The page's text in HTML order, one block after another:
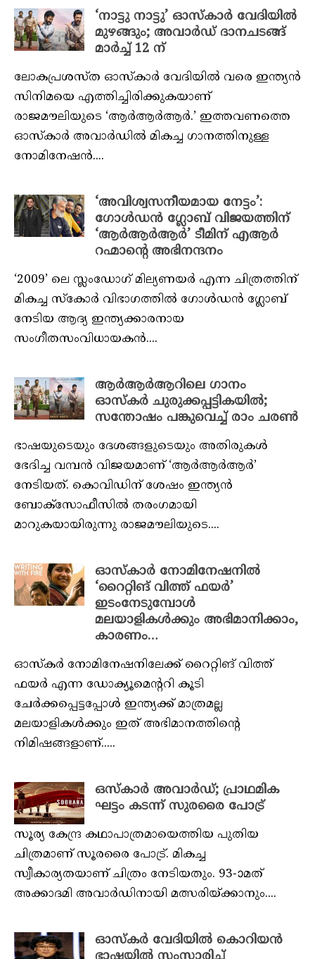
‘നാട്ടു നാട്ടു’ ഓസ്‌കാർ വേദിയിൽ
മുഴങ്ങും; അവാർഡ് ദാനചടങ്ങ്
മാർച്ച് 12 ന്
ലോകപ്രശസ്‌ത ഓസ്‌കാർ വേദിയിൽ വരെ ഇന്ത്യൻ
സിനിമയെ എത്തിച്ചിരിക്കുകയാണ്
രാജമൗലിയുടെ ‘ആർആർആർ.’ ഇത്തവണത്തെ
ഓസ്‌കാർ അവാർഡിൽ മികച്ച ഗാനത്തിനുള്ള
നോമിനേഷൻ....
‘അവിശ്വസനീയമായ നേട്ടം’:
ഗോൾഡൻ ഗ്ലോബ് വിജയത്തിന്
‘ആർആർആർ’ ടീമിന് എആർ
റഹ്മാന്റെ അഭിനന്ദനം
‘2009’ ലെ സ്ലംഡോഗ് മില്യണയർ എന്ന ചിത്രത്തിന്
മികച്ച സ്‌കോർ വിഭാഗത്തിൽ ഗോൾഡൻ ഗ്ലോബ്
നേടിയ ആദ്യ ഇന്ത്യക്കാരനായ
സംഗീതസംവിധായകൻ....
ആർആർആറിലെ ഗാനം
ഓസ്‌കർ ചുരുക്കപ്പട്ടികയിൽ;
സന്തോഷം പങ്കുവെച്ച് രാം ചരൺ
ഭാഷയുടെയും ദേശങ്ങളുടെയും അതിരുകൾ
ഭേദിച്ച വമ്പൻ വിജയമാണ് ‘ആർആർആർ’
നേടിയത്. കൊവിഡിന് ശേഷം ഇന്ത്യൻ
ബോക്സോഫീസിൽ തരംഗമായി
മാറുകയായിരുന്നു രാജമൗലിയുടെ....
ഓസ്കാർ നോമിനേഷനിൽ
‘റൈറ്റിങ് വിത്ത് ഫയർ’
ഇടംനേടുമ്പോൾ
മലയാളികൾക്കും അഭിമാനിക്കാം,
കാരണം…
ഓസ്കർ നോമിനേഷനിലേക്ക് റൈറ്റിങ് വിത്ത്
ഫയർ എന്ന ഡോക്യൂമെന്ററി കൂടി
ചേർക്കപ്പെട്ടപ്പോൾ ഇന്ത്യക്ക് മാത്രമല്ല
മലയാളികൾക്കും ഇത് അഭിമാനത്തിന്റെ
നിമിഷങ്ങളാണ്.....
ഒസ്‌കാര്‍ അവാര്‍ഡ്; പ്രാഥമിക
ഘട്ടം കടന്ന് സുരരൈ പോട്ര്
സൂര്യ കേന്ദ്ര കഥാപാത്രമായെത്തിയ പുതിയ
ചിത്രമാണ് സൂരരൈ പോട്ര്. മികച്ച
സ്വീകാര്യതയാണ് ചിത്രം നേടിയതും. 93-ാമത്
അക്കാദമി അവാര്‍ഡിനായി മത്സരിയ്ക്കാനും....
ഓസ്കർ വേദിയിൽ കൊറിയൻ